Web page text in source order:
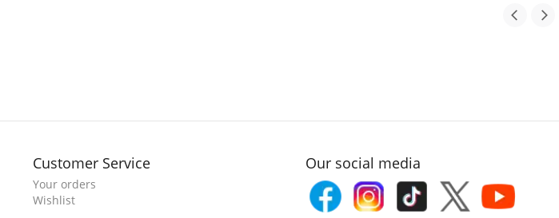
Customer Service
Your orders
Wishlist
Our social media